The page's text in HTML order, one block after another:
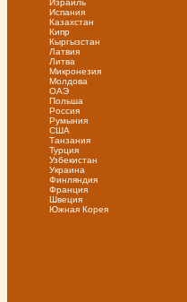
Израиль
Испания
Казахстан
Кипр
Кыргызстан
Латвия
Литва
Микронезия
Молдова
ОАЭ
Польша
Россия
Румыния
США
Танзания
Турция
Узбекистан
Украина
Финляндия
Франция
Швеция
Южная Корея